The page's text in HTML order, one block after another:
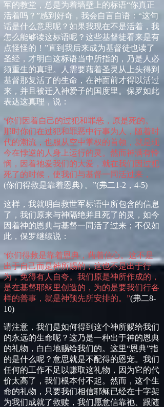
军的教堂，总是为着墙壁上的标语“你真正
活着吗？ ”感到好奇，我会自言自语： “这句
话是什么意思呢？如果我现在不是活着，我
怎么能够读这标语呢？这些基督徒看来是有
点怪怪的！ ”直到我后来成为基督徒也读了
圣经，才明白这标语当中所指的，乃是人必
须重生的真理。人需要藉着圣灵从上头得到
基督那复活了的生命，在神面前才得以活过
来，并且被迁入神爱子的国度里。保罗如此
表达这真理，说：
“你们因着自己的过犯和罪恶，原是死的。
那时你们在过犯和罪恶中行事为人，随着时
代的潮流，也服从空中掌权的首领，就是现
今在悖逆的人身上运行的灵。然而神满有怜
悯，因着祂爱我们的大爱，就在我们因过犯
死了的时候，使我们与基督一同活过来，
(你们得救是靠着恩典) 。”(弗二1-2 ， 4-5)
这样，我就明白救世军标语中所包含的信息
了，我们原来与神隔绝并且死了的灵，如今
因着神的恩典与基督一同活了过来；不仅如
此，保罗继续说：
“你们得救是靠着恩典，藉着信心。这不是
出于自己而是神所赐的；这也不是出于行
为，免得有人自夸。我们原是神所作成的，
是在基督耶稣里创造的，为的是要我们行各
样的善事，就是神预先所安排的。”(弗二8-
10)
请注意，我们是如何得到这个神所赐给我们
的永远的生命呢？这乃是一种出于神的恩典
的礼物，白白地赐给我们的。这里“恩典”指
的是什么呢？意思就是不配得的恩宠。我们
任何的工作不足以赚取这礼物，因为它的代
价太高了，我们根本付不起。然而，这个生
命的礼物，只要我们相信耶稣已经在十字架
为我们成就了救赎，我们愿意信靠祂、跟随